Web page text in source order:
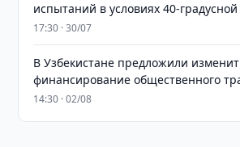
испытаний в условиях 40-
17:30 · 30/07
В Узбекистане предложили
финансирование общественного
14:30 · 02/08